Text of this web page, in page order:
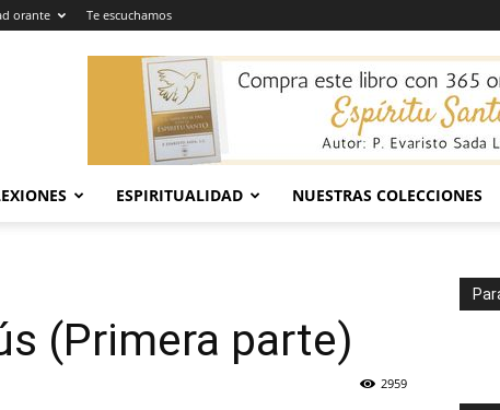
orante Te escuchamos
ESPIRITUALIDAD NUESTRAS COLECCIONES
(Primera parte)
2959